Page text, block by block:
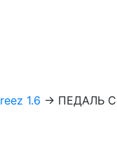
1.6 → ПЕДАЛЬ